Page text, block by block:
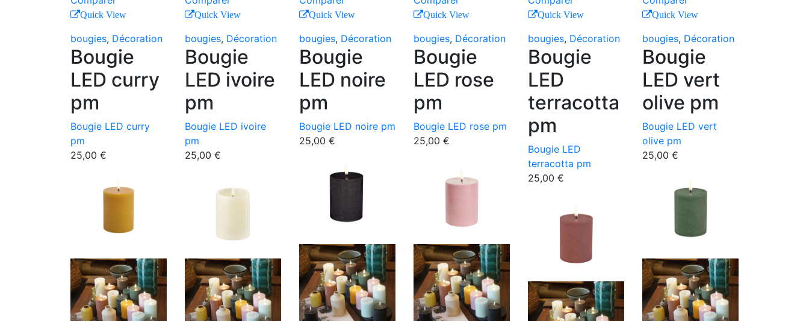
Quick View
bougies, Décoration
Bougie
LED curry
pm
Bougie LED curry
pm
25,00 €
Quick View
bougies, Décoration
Bougie
LED ivoire
pm
Bougie LED ivoire
pm
25,00 €
Quick View
bougies, Décoration
Bougie
LED noire
pm
Bougie LED noire pm
25,00 €
Quick View
bougies, Décoration
Bougie
LED rose
pm
Bougie LED rose pm
25,00 €
Quick View
bougies, Décoration
Bougie
LED
terracotta
pm
Bougie LED
terracotta pm
25,00 €
Quick View
bougies, Décoration
Bougie
LED vert
olive pm
Bougie LED vert
olive pm
25,00 €